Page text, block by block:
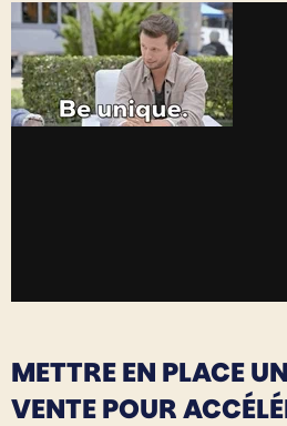
METTRE EN PLACE
VENTE POUR